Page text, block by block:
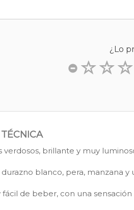
¿Lo
brillante y muy
blanco, pera, manzana y
de beber, con una